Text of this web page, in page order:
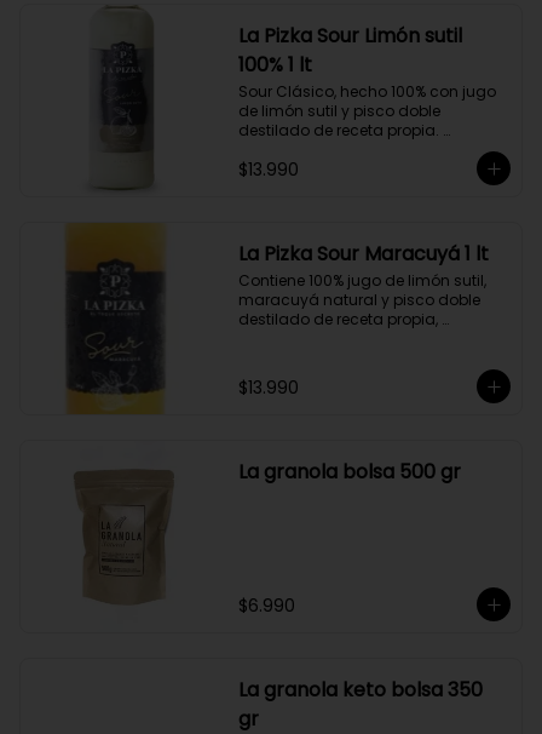
corazón del Valle del Elqui.
La Pizka Sour Limón sutil
100% 1 lt
Sour Clásico, hecho 100% con jugo
de limón sutil y pisco doble
destilado de receta propia.
Elaborado en el corazón del Valle
del Elqui, hecho a partir de uva
$13.990
La Pizka Sour Maracuyá 1 lt
Contiene 100% jugo de limón sutil,
maracuyá natural y pisco doble
destilado de receta propia,
Características:
duración es de 12 meses a partir de
$13.990
La granola bolsa 500 gr
$6.990
La granola keto bolsa 350
gr